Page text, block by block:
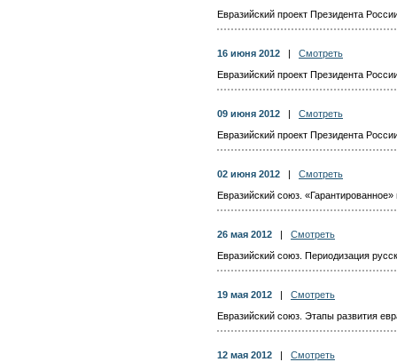
Евразийский проект Президента
16 июня 2012
Смотреть
Евразийский проект Президента
09 июня 2012
Смотреть
Евразийский проект Президента
02 июня 2012
Смотреть
Евразийский союз. «Гарантированное»
26 мая 2012
Смотреть
Евразийский союз. Периодизация
19 мая 2012
Смотреть
Евразийский союз. Этапы развития
12 мая 2012
Смотреть